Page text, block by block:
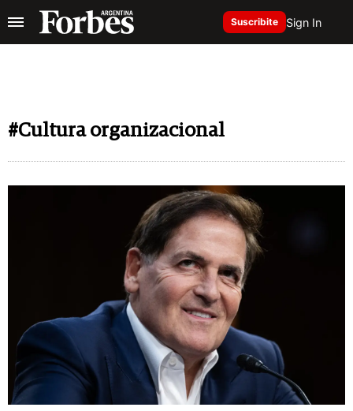
Suscribite Sign In
#Cultura organizacional